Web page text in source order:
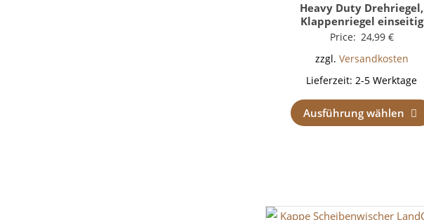
Heavy Duty Drehriegel,
Klappenriegel einseitig
Price: 24,99 €
zzgl. Versandkosten
Lieferzeit:2-5 Werktage
Ausführung wählen